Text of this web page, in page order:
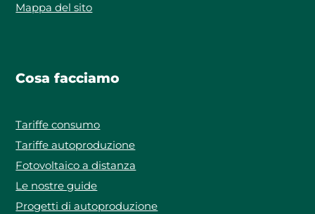
Mappa del sito
Cosa facciamo
Tariffe consumo
Tariffe autoproduzione
Fotovoltaico a distanza
Le nostre guide
Progetti di autoproduzione